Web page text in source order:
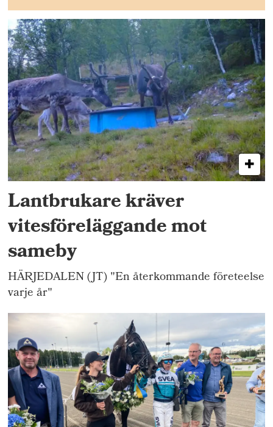
Lantbrukare kräver
vitesföreläggande mot
sameby
HÄRJEDALEN (JT) "En återkommande företeelse
varje år"